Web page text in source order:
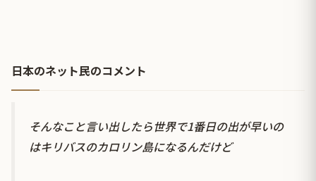
日本のネット民のコメント
そんなこと言い出したら世界で1番日の出が早いの
はキリバスのカロリン島になるんだけど